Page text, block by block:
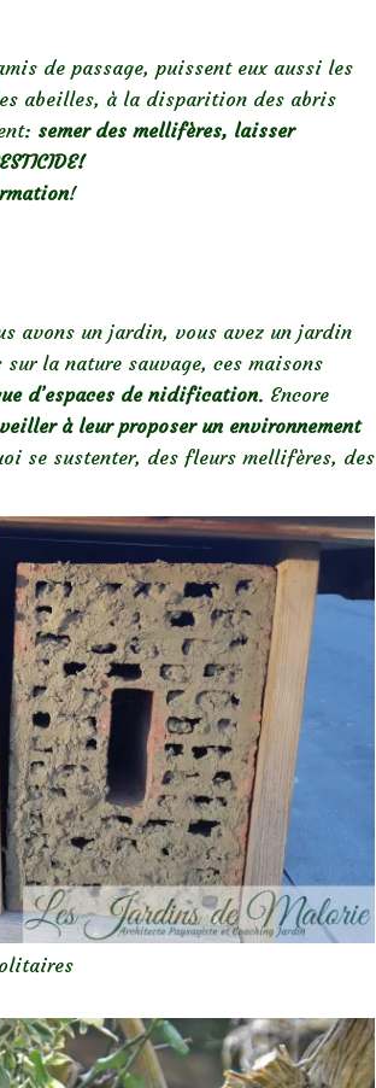
de passage, puissent eux aussi les
abeilles, à la disparition des abris
semer des mellifères, laisser
!
avons un jardin, vous avez un jardin
la nature sauvage, ces maisons
d’espaces de nidification. Encore
à leur proposer un environnement
se sustenter, des fleurs mellifères, des